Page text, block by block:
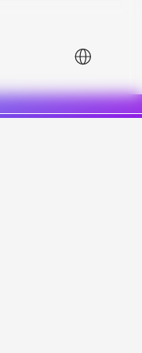
English